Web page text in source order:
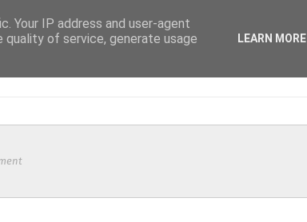
Your IP address and user-agent
of service, generate usage
LEARN MORE